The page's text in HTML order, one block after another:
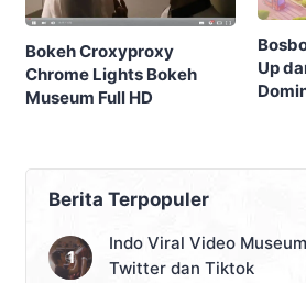
Bokeh Croxyproxy
Chrome Lights Bokeh
Museum Full HD
Up
Berita Terpopuler
Indo Viral Video
Twitter dan Tiktok